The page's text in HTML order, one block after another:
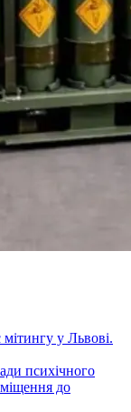
у Львові.
психічного
до